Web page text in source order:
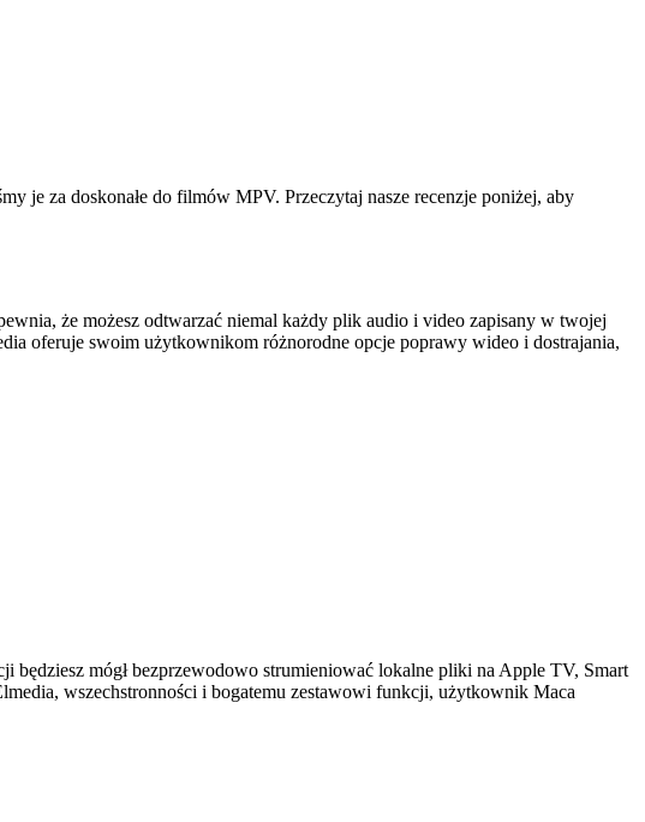
je za doskonałe do filmów MPV. Przeczytaj nasze recenzje poniżej, aby
że możesz odtwarzać niemal każdy plik audio i video zapisany w twojej
oferuje swoim użytkownikom różnorodne opcje poprawy wideo i dostrajania,
mógł bezprzewodowo strumieniować lokalne pliki na Apple TV, Smart
wszechstronności i bogatemu zestawowi funkcji, użytkownik Maca